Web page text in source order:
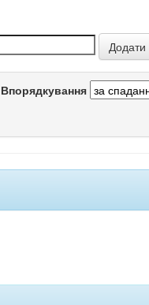
Впорядкування